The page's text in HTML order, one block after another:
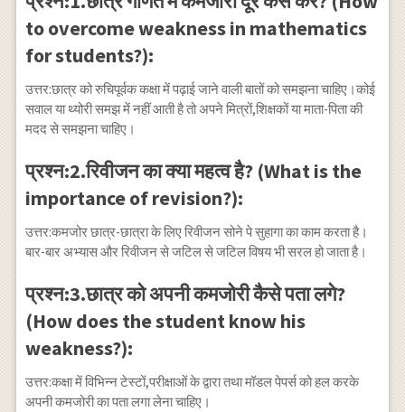
to overcome weakness in mathematics
for students?):
उत्तर:छात्र को रुचिपूर्वक कक्षा में पढ़ाई जाने वाली बातों को समझना चाहिए।कोई
सवाल या थ्योरी समझ में नहीं आती है तो अपने मित्रों,शिक्षकों या माता-पिता की
मदद से समझना चाहिए।
प्रश्न:2.रिवीजन का क्या महत्व है? (What is the
importance of revision?):
उत्तर:कमजोर छात्र-छात्रा के लिए रिवीजन सोने पे सुहागा का काम करता है।
बार-बार अभ्यास और रिवीजन से जटिल से जटिल विषय भी सरल हो जाता है।
प्रश्न:3.छात्र को अपनी कमजोरी कैसे पता लगे?
(How does the student know his
weakness?):
उत्तर:कक्षा में विभिन्न टेस्टों,परीक्षाओं के द्वारा तथा मॉडल पेपर्स को हल करके
अपनी कमजोरी का पता लगा लेना चाहिए।